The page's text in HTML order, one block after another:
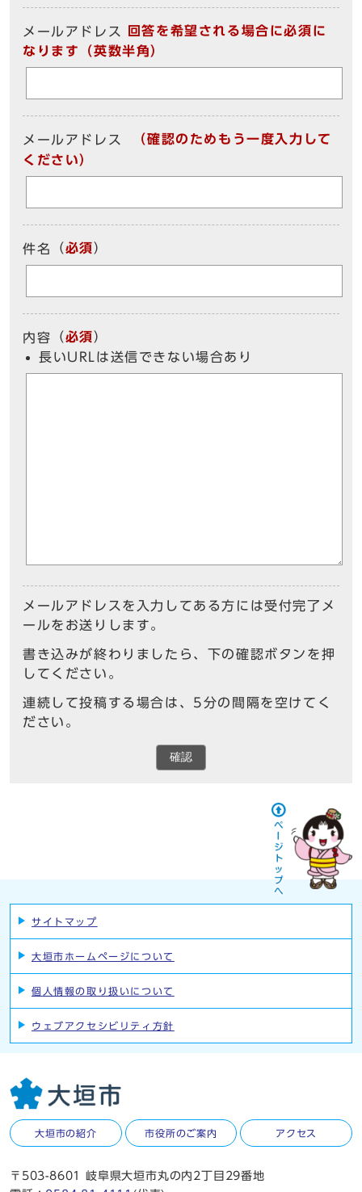
メールアドレス
回答を希望される場合に必須に
なります（英数半角）
メールアドレス
（確認のためもう一度入力して
ください）
件名 （必須）
内容 （必須）
長いURLは送信できない場合あり
メールアドレスを入力してある方には受付完了メ
ールをお送りします。
書き込みが終わりましたら、下の確認ボタンを押
してください。
連続して投稿する場合は、5分の間隔を空けてく
ださい。
確認
サイトマップ
大垣市ホームページについて
個人情報の取り扱いについて
ウェブアクセシビリティ方針
大垣市の紹介 市役所のご案内 アクセス
〒503-8601 岐阜県大垣市丸の内2丁目29番地